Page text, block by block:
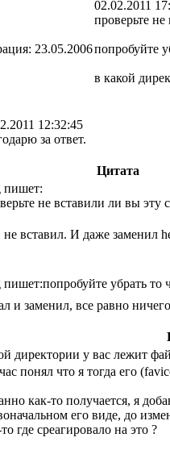
23.05.2006
02.02.2011
проверьте
попробуйте
в какой
12:32:45
за ответ.
Цитата
пишет:
не вставили ли вы эту
не вставил. И даже заменил
пишет:попробуйте убрать то
и заменил, все равно
директории у вас лежит
понял что я тогда его
как-то получается, я
его виде, до
где среагировало на это ?